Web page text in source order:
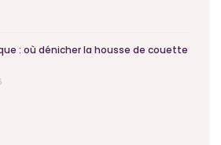
: où dénicher la housse de couette